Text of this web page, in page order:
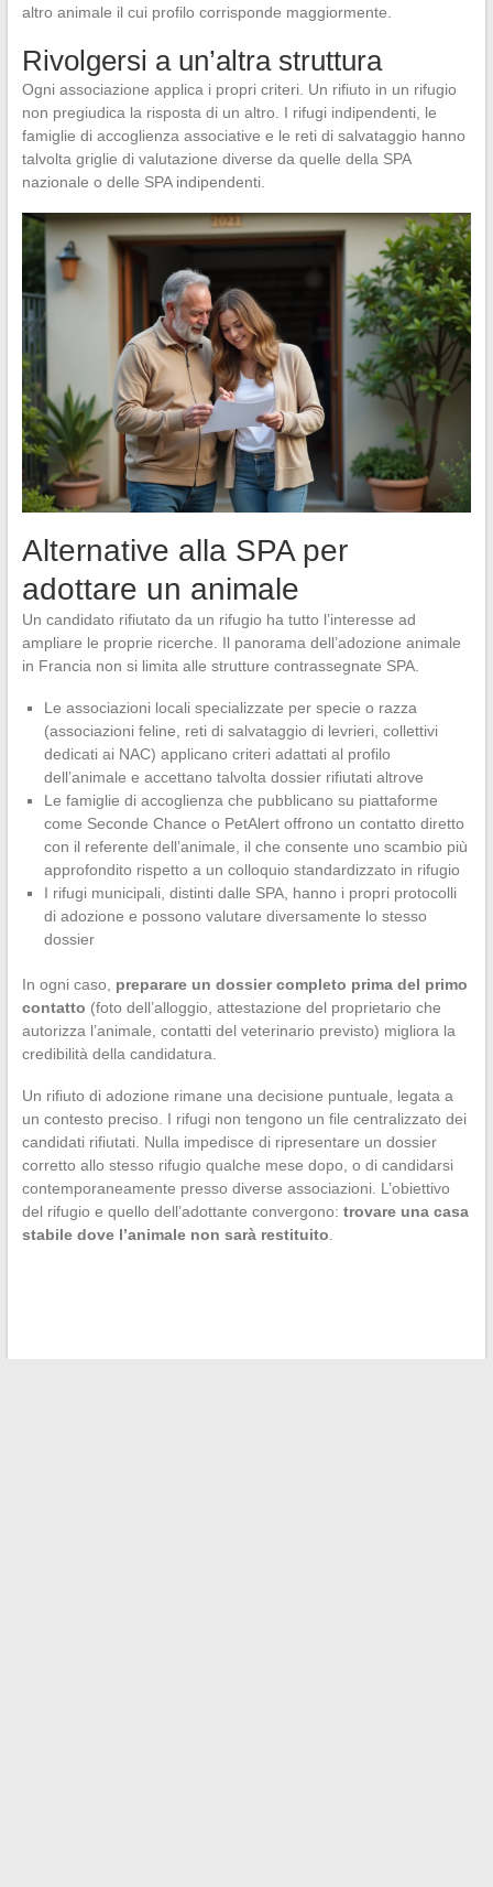
altro animale il cui profilo corrisponde maggiormente.
Rivolgersi a un’altra struttura
Ogni associazione applica i propri criteri. Un rifiuto in un rifugio
non pregiudica la risposta di un altro. I rifugi indipendenti, le
famiglie di accoglienza associative e le reti di salvataggio hanno
talvolta griglie di valutazione diverse da quelle della SPA
nazionale o delle SPA indipendenti.
Alternative alla SPA per
adottare un animale
Un candidato rifiutato da un rifugio ha tutto l’interesse ad
ampliare le proprie ricerche. Il panorama dell’adozione animale
in Francia non si limita alle strutture contrassegnate SPA.
Le associazioni locali specializzate per specie o razza
(associazioni feline, reti di salvataggio di levrieri, collettivi
dedicati ai NAC) applicano criteri adattati al profilo
dell’animale e accettano talvolta dossier rifiutati altrove
Le famiglie di accoglienza che pubblicano su piattaforme
come Seconde Chance o PetAlert offrono un contatto diretto
con il referente dell’animale, il che consente uno scambio più
approfondito rispetto a un colloquio standardizzato in rifugio
I rifugi municipali, distinti dalle SPA, hanno i propri protocolli
di adozione e possono valutare diversamente lo stesso
dossier
In ogni caso, preparare un dossier completo prima del primo
contatto (foto dell’alloggio, attestazione del proprietario che
autorizza l’animale, contatti del veterinario previsto) migliora la
credibilità della candidatura.
Un rifiuto di adozione rimane una decisione puntuale, legata a
un contesto preciso. I rifugi non tengono un file centralizzato dei
candidati rifiutati. Nulla impedisce di ripresentare un dossier
corretto allo stesso rifugio qualche mese dopo, o di candidarsi
contemporaneamente presso diverse associazioni. L’obiettivo
del rifugio e quello dell’adottante convergono: trovare una casa
stabile dove l’animale non sarà restituito.